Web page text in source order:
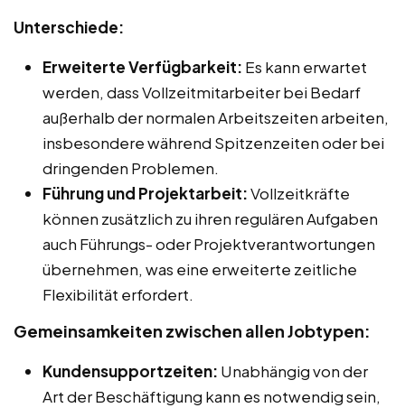
Unterschiede:
Erweiterte Verfügbarkeit: Es kann erwartet
werden, dass Vollzeitmitarbeiter bei Bedarf
außerhalb der normalen Arbeitszeiten arbeiten,
insbesondere während Spitzenzeiten oder bei
dringenden Problemen.
Führung und Projektarbeit:Vollzeitkräfte
können zusätzlich zu ihren regulären Aufgaben
auch Führungs- oder Projektverantwortungen
übernehmen, was eine erweiterte zeitliche
Flexibilität erfordert.
Gemeinsamkeiten zwischen allen Jobtypen:
Kundensupportzeiten: Unabhängig von der
Art der Beschäftigung kann es notwendig sein,